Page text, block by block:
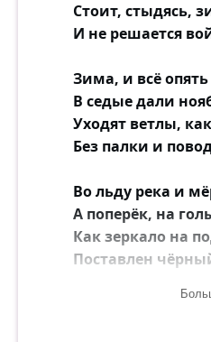
Стоит, стыдясь,
И не решается
Зима, и всё
В седые дали
Уходят ветлы,
Без палки и
Во льду река и
А поперёк, на
Как зеркало на
Поставлен
Пред ним стоит